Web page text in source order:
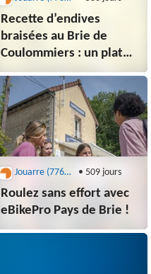
Recette d’endives
braisées au Brie de
Coulommiers : un plat
gourmand et fondant !
Jouarre (77640) - office de tourisme • 509 jours
Roulez sans effort avec
eBikePro Pays de Brie !